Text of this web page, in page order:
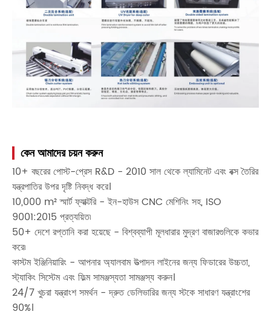
কেন আমাদের চয়ন করুন
10+ বছরের পোস্ট-প্রেস R&D - 2010 সাল থেকে ল্যামিনেট এবং বক্স তৈরির
যন্ত্রপাতির উপর দৃষ্টি নিবদ্ধ করে।
10,000 m² স্মার্ট ফ্যাক্টরি - ইন-হাউস CNC মেশিনিং সহ, ISO
9001:2015 প্রত্যয়িত৷
50+ দেশে রপ্তানি করা হয়েছে - বিশ্বব্যাপী মূলধারার মুদ্রণ বাজারগুলিকে কভার
করে৷
কাস্টম ইঞ্জিনিয়ারিং - আপনার অ্যালবাম উত্পাদন লাইনের জন্য ফিডারের উচ্চতা,
স্ট্যাকিং সিস্টেম এবং ফিল্ম সামঞ্জস্যতা সামঞ্জস্য করুন।
24/7 খুচরা যন্ত্রাংশ সমর্থন - দ্রুত ডেলিভারির জন্য স্টকে সাধারণ যন্ত্রাংশের
90%।